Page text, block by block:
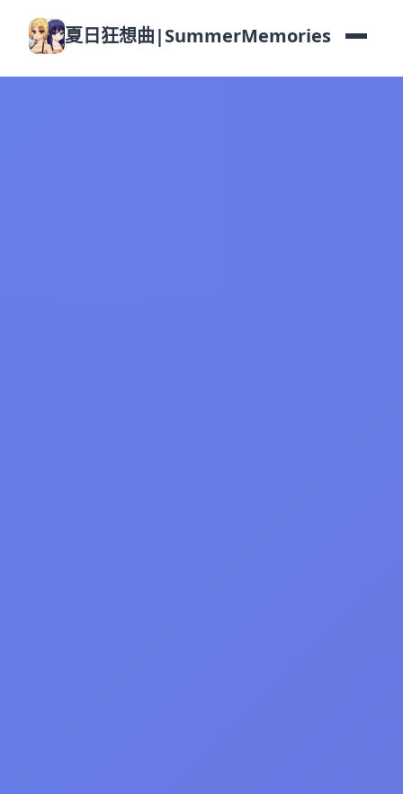
夏日狂想曲|SummerMemories